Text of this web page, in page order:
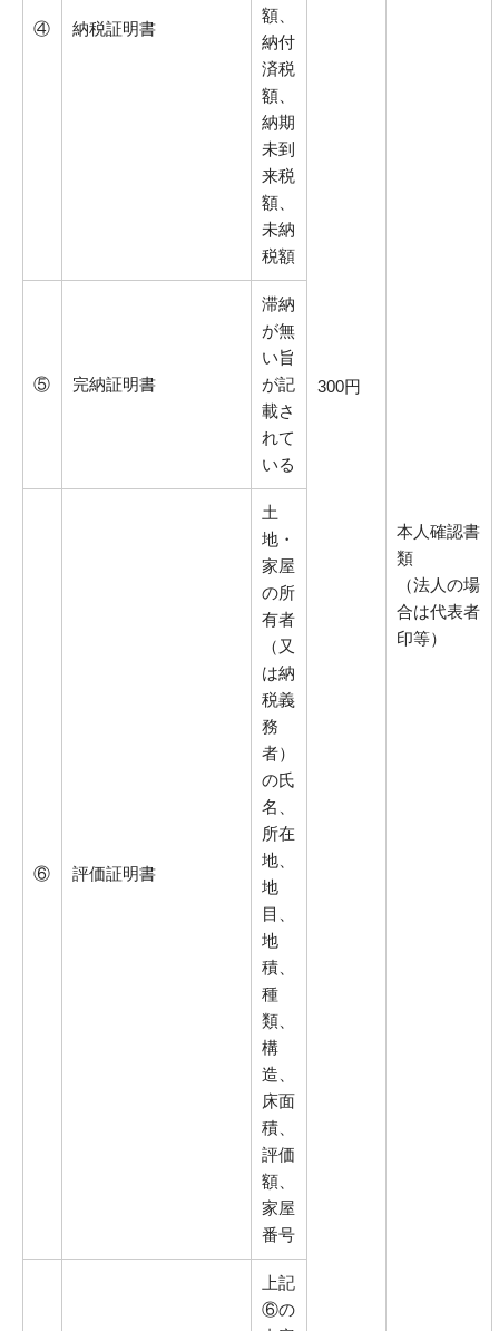
300円
本人確認書
類
（法人の場
合は代表者
印等）
④ 納税証明書
額、
納付
済税
額、
納期
未到
来税
額、
未納
税額
⑤ 完納証明書
滞納
が無
い旨
が記
載さ
れて
いる
⑥ 評価証明書
土
地・
家屋
の所
有者
（又
は納
税義
務
者）
の氏
名、
所在
地、
地
目、
地
積、
種
類、
構
造、
床面
積、
評価
額、
家屋
番号
上記
⑥の